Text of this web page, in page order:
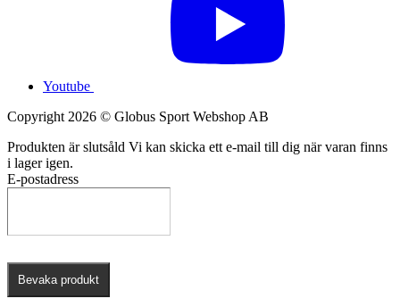
Youtube
Copyright 2026 © Globus Sport Webshop AB
Produkten är slutsåld Vi kan skicka ett e-mail till dig när varan finns
i lager igen.
E-postadress
Bevaka produkt